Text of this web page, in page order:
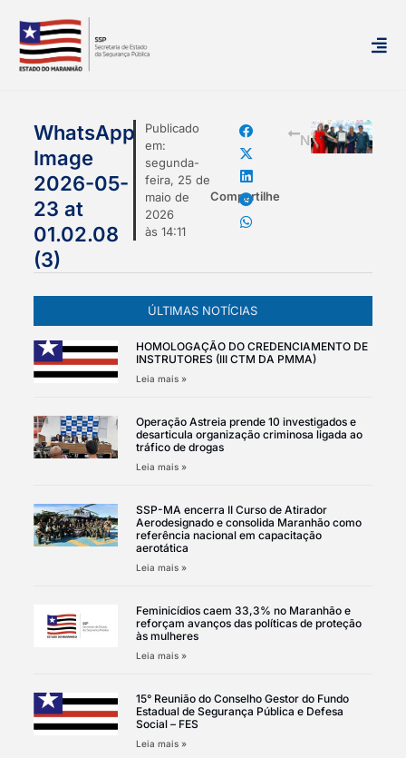
Publicado
em:
segunda-
feira, 25 de
maio de
2026
às 14:11
Compartilhe
WhatsApp
Image
2026-05-
23 at
01.02.08
(3)
mais
Notícias
ÚLTIMAS NOTÍCIAS
HOMOLOGAÇÃO DO CREDENCIAMENTO DE
INSTRUTORES (III CTM DA PMMA)
Leia mais »
Operação Astreia prende 10 investigados e
desarticula organização criminosa ligada ao
tráfico de drogas
Leia mais »
SSP-MA encerra II Curso de Atirador
Aerodesignado e consolida Maranhão como
referência nacional em capacitação
aerotática
Leia mais »
Feminicídios caem 33,3% no Maranhão e
reforçam avanços das políticas de proteção
às mulheres
Leia mais »
15° Reunião do Conselho Gestor do Fundo
Estadual de Segurança Pública e Defesa
Social – FES
Leia mais »